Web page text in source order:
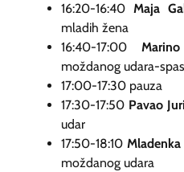
16:20-16:40 Maja
mladih žena
16:40-17:00
moždanog udara-
17:00-17:30 pauza
17:30-17:50 Pavao
udar
17:50-18:10 Mladenka
moždanog udara